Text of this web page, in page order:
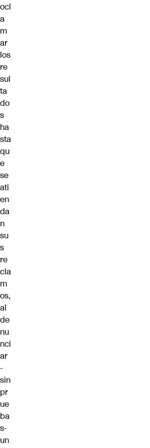
ocl
a
m
ar
los
re
sul
ta
do
s
ha
sta
qu
e
se
ati
en
da
n
su
s
re
cla
m
os,
al
de
nu
nci
ar
-
sin
pr
ue
ba
s-
un